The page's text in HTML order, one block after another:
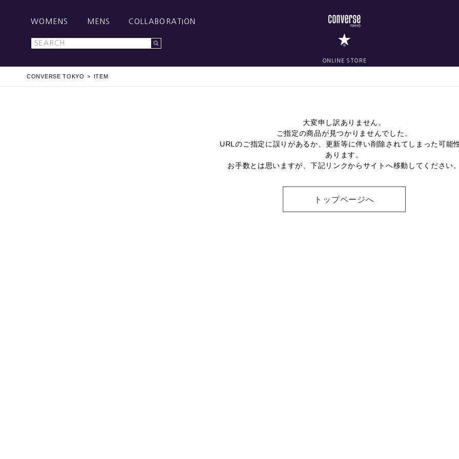
WOMENS MENS COLLABORATION
ONLINE STORE
CONVERSE TOKYO ITEM
大変申し訳ありません。
ご指定の商品が見つかりませんでした。
URLのご指定に誤りがあるか、更新等に伴い削除されてしまった可能
あります。
お手数とは思いますが、下記リンクからサイトへ移動してください。
トップページへ